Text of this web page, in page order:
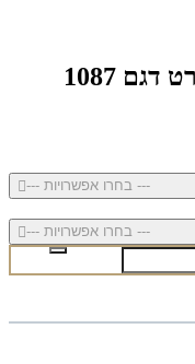
1087
--- בחרו אפשרויות ---
--- בחרו אפשרויות ---